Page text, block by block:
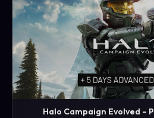
ZOBACZ →
Halo Campaign Evolved –